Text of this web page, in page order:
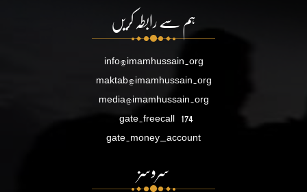
ہم سے رابطہ کریں
info@imamhussain.org
maktab@imamhussain.org
media@imamhussain.org
gate.freecall 174
gate.money_account
سروسز